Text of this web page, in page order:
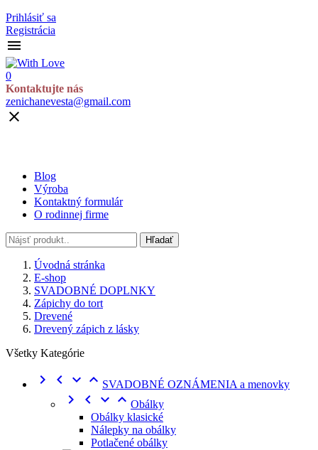
Prihlásiť sa
Registrácia

0
Kontaktujte nás
zenichanevesta@gmail.com

Blog
Výroba
Kontaktný formulár
O rodinnej firme
Hľadať
Úvodná stránka
E-shop
SVADOBNÉ DOPLNKY
Zápichy do tort
Drevené
Drevený zápich z lásky
Všetky Kategórie
    SVADOBNÉ OZNÁMENIA a menovky
    Obálky
Obálky klasické
Nálepky na obálky
Potlačené obálky